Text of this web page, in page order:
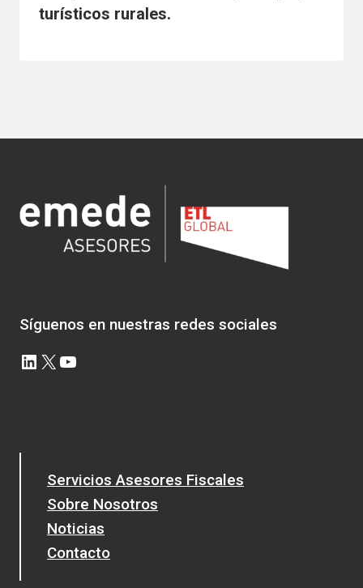
turísticos rurales.
Síguenos en nuestras redes sociales
LinkedIn
X YouTube
Servicios Asesores Fiscales
Sobre Nosotros
Noticias
Contacto